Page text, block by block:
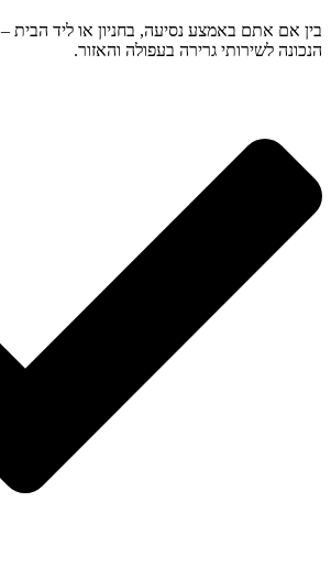
בין אם אתם באמצע נסיעה, בחניון או ליד הבית –
הנכונה לשירותי גרירה בעפולה והאזור.